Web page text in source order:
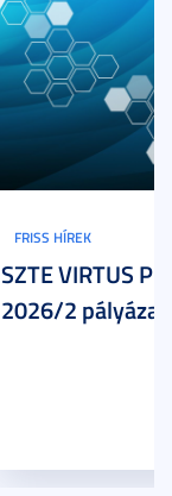
FRISS HÍREK
SZTE VIRTUS
2026/2